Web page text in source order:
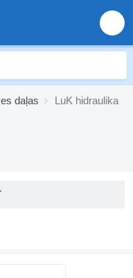
daļas LuK hidraulika